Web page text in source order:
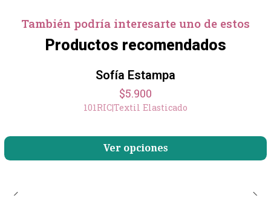
También podría interesarte uno de estos
Productos recomendados
Sofía Estampa
$5.900
101RIC|Textil Elasticado
Ver opciones